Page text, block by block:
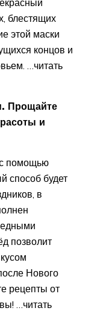
блестящих
этой маски
концов и
…читать
Прощайте
и
помощью
способ будет
в
позволит
Нового
рецепты от
…читать